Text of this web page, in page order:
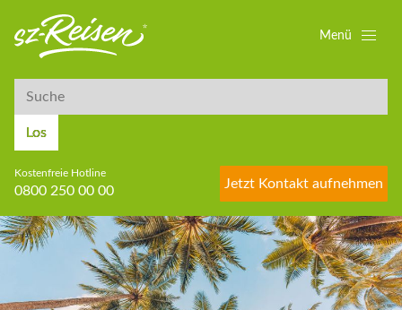
Suche
Los
Kostenfreie Hotline
0800 250 00 00
Jetzt Kontakt aufnehmen
Menü